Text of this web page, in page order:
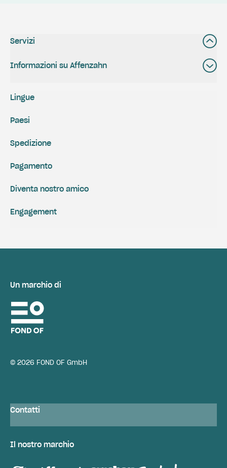
Servizi
Informazioni su Affenzahn
Spedizione
Pagamento
Engagement
Diventa nostro amico
Lingue
Paesi
Un marchio di
© 2026 FOND OF GmbH
Contatti
Il nostro marchio